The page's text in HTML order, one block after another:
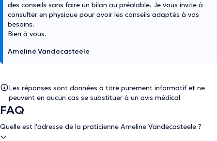
des conseils sans faire un bilan au préalable. Je vous invite à
consulter en physique pour avoir les conseils adaptés à vos
besoins.
Bien à vous.
Ameline Vandecasteele
Les réponses sont données à titre purement informatif et ne
peuvent en aucun cas se substituer à un avis médical
FAQ
Quelle est l'adresse de la praticienne Ameline Vandecasteele ?